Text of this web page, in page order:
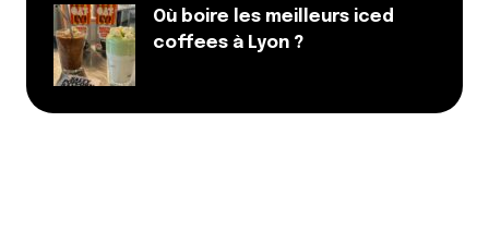
Où boire les meilleurs iced
coffees à Lyon ?